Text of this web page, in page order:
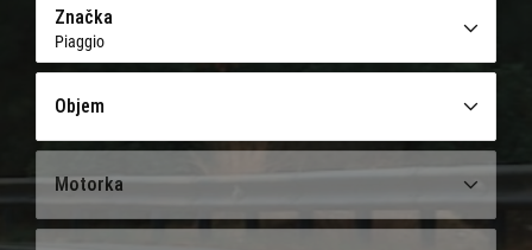
Značka
Piaggio
Objem
Motorka